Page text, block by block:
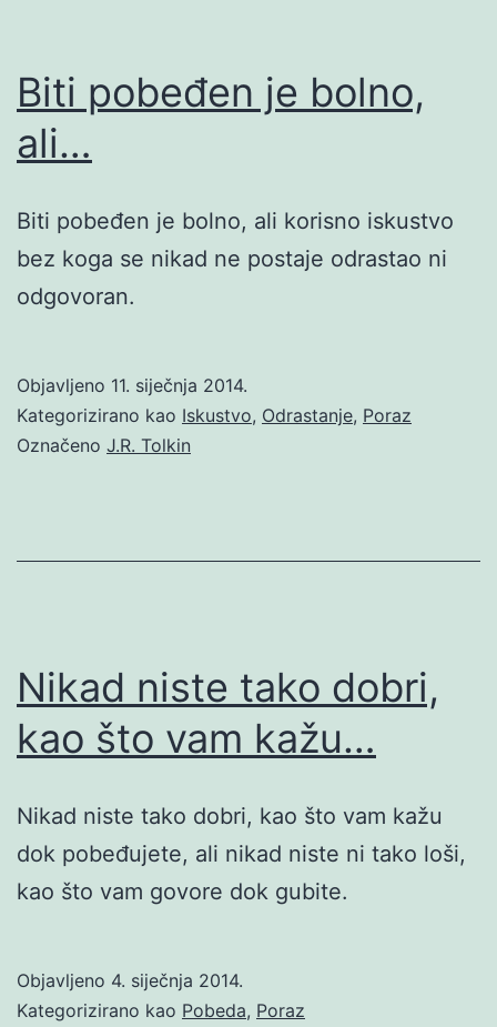
Biti pobeđen je bolno,
ali…
Biti pobeđen je bolno, ali korisno iskustvo
bez koga se nikad ne postaje odrastao ni
odgovoran.
Objavljeno 11. siječnja 2014.
Kategorizirano kao Iskustvo, Odrastanje, Poraz
Označeno J.R. Tolkin
Nikad niste tako dobri,
kao što vam kažu…
Nikad niste tako dobri, kao što vam kažu
dok pobeđujete, ali nikad niste ni tako loši,
kao što vam govore dok gubite.
Objavljeno 4. siječnja 2014.
Kategorizirano kao Pobeda, Poraz